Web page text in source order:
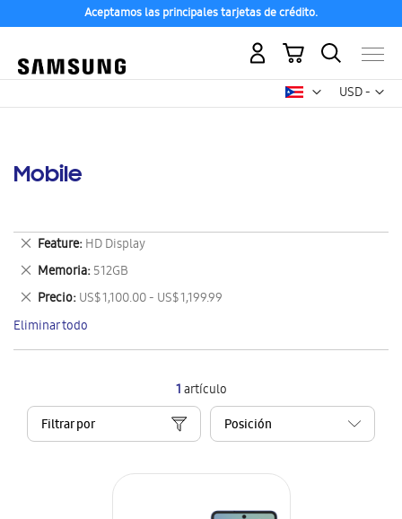
Aceptamos las principales tarjetas de crédito.
USD -
dólar
Mi carrito
Mobile
1artículo
Filtrar por
Feature HD Display
Eliminar
este
artículo
Memoria 512GB
Eliminar
este
artículo
Precio US$ 1,100.00 - US$ 1,199.99
Eliminar
este
artículo
Eliminar todo